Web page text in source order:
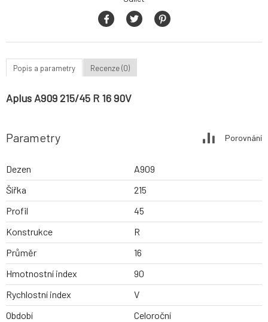
Popis a parametry Recenze (0)
Aplus A909 215/45 R 16 90V
Parametry Porovnání
Dezen
A909
Šířka
215
Profil
45
Konstrukce
R
Průměr
16
Hmotnostní index
90
Rychlostní index
V
Období
Celoroční